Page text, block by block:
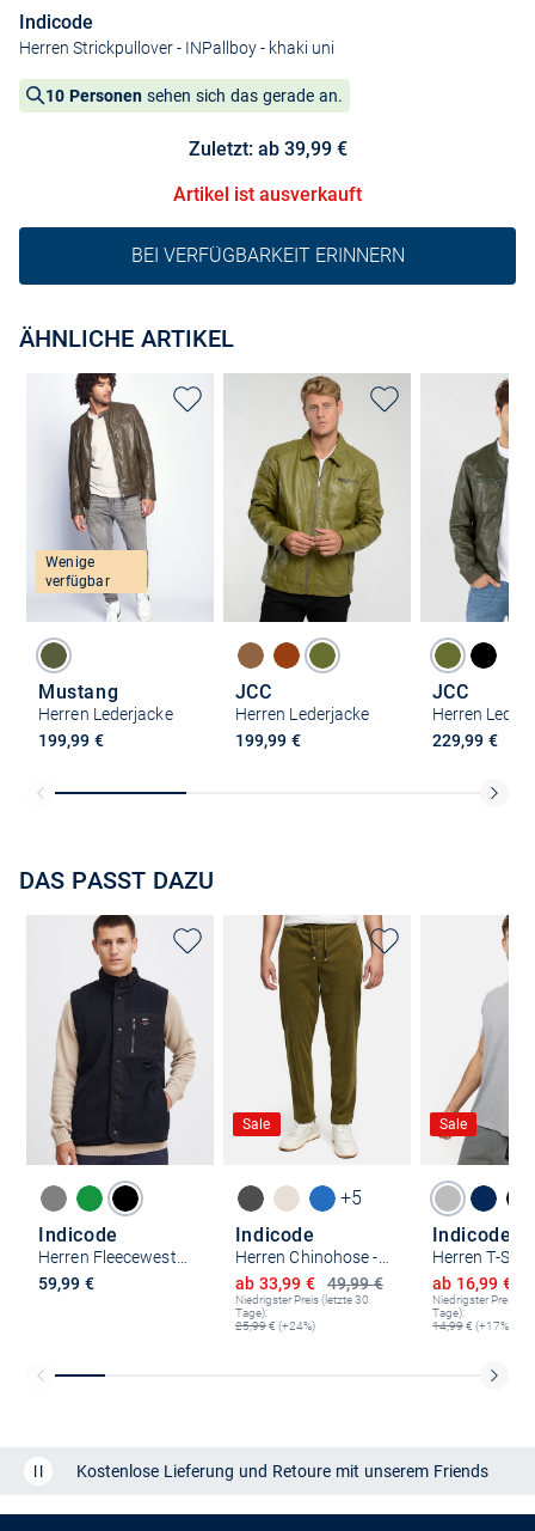
Indicode
Herren Strickpullover - INPallboy- khaki uni
10 Personen sehen sich das gerade an.
Zuletzt: ab 39,99 €
Artikel ist ausverkauft
BEI VERFÜGBARKEIT ERINNERN
ÄHNLICHE ARTIKEL
Wenige
verfügbar
Mustang
Herren Lederjacke
199,99 €
JCC
Herren Lederjacke
199,99 €
JCC
Herren
229,99 €
DAS PASST DAZU
Indicode
59,99 €
Sale
+5
Indicode
49,99 €
Ermäßigter Preis
ab 33,99 €
Niedrigster Preis (letzte 30
Tage):
25,99€ (+24%)
Sale
Indicode
Ermäßigter
ab 16,99 €
Niedrigster Preis
Tage):
14,99€ (+17%)
Kostenlose Lieferung und Retoure mit unserem Friends
CLUB